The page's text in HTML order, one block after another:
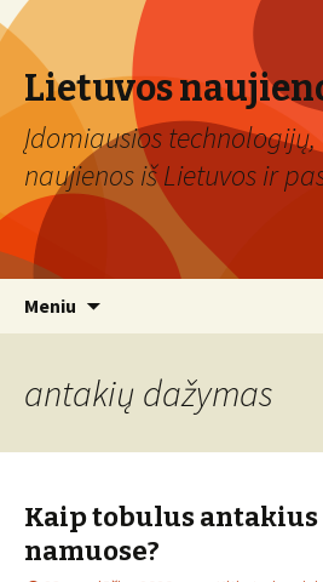
Lietuvos
Įdomiausios
naujienos iš Lietuvos ir
Meniu
antakių dažymas
Kaip tobulus
namuose?